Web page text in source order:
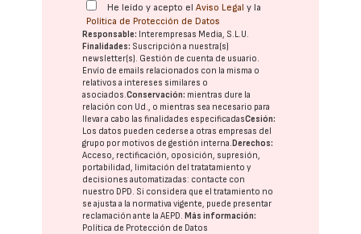
He leído y acepto elAviso Legal y la
Política de Protección de Datos
Responsable: Interempresas Media, S.L.U.
Finalidades: Suscripción a nuestra(s)
newsletter(s). Gestión de cuenta de usuario.
Envío de emails relacionados con la misma o
relativos a intereses similares o
asociados.Conservación: mientras dure la
relación con Ud., o mientras sea necesario para
llevar a cabo las finalidades especificadasCesión:
Los datos pueden cederse a otras empresas del
grupo por motivos de gestión interna.Derechos:
Acceso, rectificación, oposición, supresión,
portabilidad, limitación del tratatamiento y
decisiones automatizadas: contacte con
nuestro DPD. Si considera que el tratamiento no
se ajusta a la normativa vigente, puede presentar
reclamación ante laAEPD.Más información:
Política de Protección de Datos